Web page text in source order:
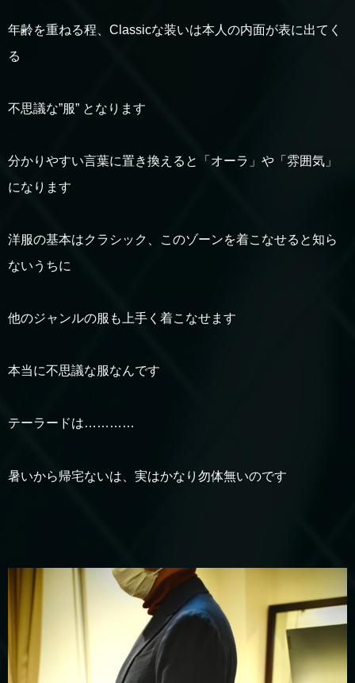
年齢を重ねる程、Classicな装いは本人の内面が表に出てく
る
不思議な”服” となります
分かりやすい言葉に置き換えると「オーラ」や「雰囲気」
になります
洋服の基本はクラシック、このゾーンを着こなせると知ら
ないうちに
他のジャンルの服も上手く着こなせます
本当に不思議な服なんです
テーラードは…………
暑いから帰宅ないは、実はかなり勿体無いのです